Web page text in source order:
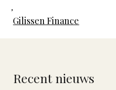
,
Gilissen Finance
Recent nieuws